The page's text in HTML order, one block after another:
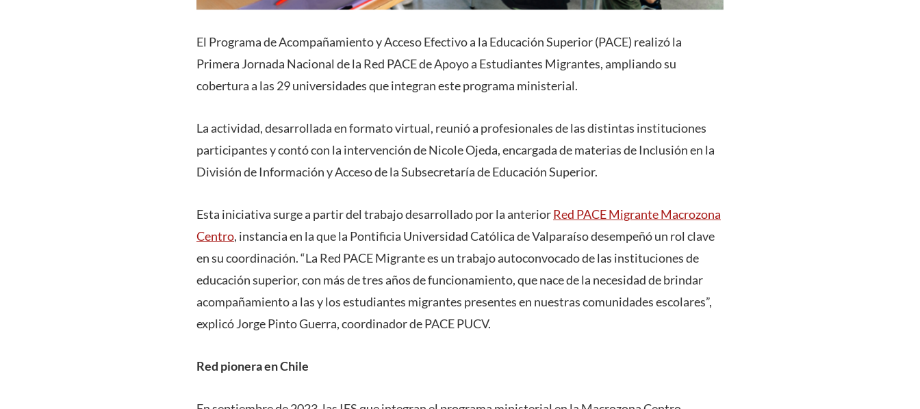
El Programa de Acompañamiento y Acceso Efectivo a la Educación Superior (PACE) realizó la
Primera Jornada Nacional de la Red PACE de Apoyo a Estudiantes Migrantes, ampliando su
cobertura a las 29 universidades que integran este programa ministerial.
La actividad, desarrollada en formato virtual, reunió a profesionales de las distintas instituciones
participantes y contó con la intervención de Nicole Ojeda, encargada de materias de Inclusión en la
División de Información y Acceso de la Subsecretaría de Educación Superior.
Esta iniciativa surge a partir del trabajo desarrollado por la anteriorRed PACE Migrante Macrozona
Centro, instancia en la que la Pontificia Universidad Católica de Valparaíso desempeñó un rol clave
en su coordinación. “La Red PACE Migrante es un trabajo autoconvocado de las instituciones de
educación superior, con más de tres años de funcionamiento, que nace de la necesidad de brindar
acompañamiento a las y los estudiantes migrantes presentes en nuestras comunidades escolares”,
explicó Jorge Pinto Guerra, coordinador de PACE PUCV.
Red pionera en Chile